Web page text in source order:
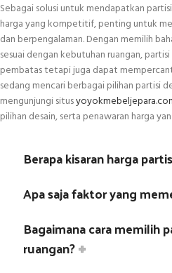
Sebagai solusi untuk mendapatkan
harga yang kompetitif, penting untuk
dan berpengalaman. Dengan memilih
sesuai dengan kebutuhan ruangan,
pembatas tetapi juga dapat
sedang mencari berbagai pilihan partisi
mengunjungi situs
pilihan desain, serta penawaran harga
Berapa kisaran harga
Apa saja faktor yang
Bagaimana cara memilih
ruangan?